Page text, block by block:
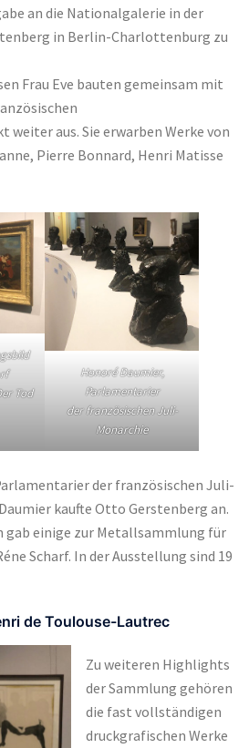
an die Nationalgalerie in der
in Berlin-Charlottenburg zu
Frau Eve bauten gemeinsam mit
weiter aus. Sie erwarben Werke von
Pierre Bonnard, Henri Matisse
Tod
Honoré Daumier,
Parlamentarier
derfranzösischen Juli-
Monarchie
der französischen Juli-
kaufte Otto Gerstenberg an.
gab einige zur Metallsammlung für
Scharf. In der Ausstellung sind 19
de Toulouse-Lautrec
Zu weiteren Highlights
der Sammlung gehören
die fast vollständigen
druckgrafischen Werke